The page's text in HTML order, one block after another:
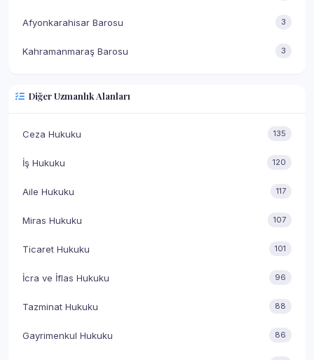
Sivas 1
Şanlıurfa 1
Ardahan
Elazığ 1
Konya 1
Mardin 1
Ordu 1
Tekirdağ 1
Bilecik 1
Diyarbakır 1
Erzurum 1
Afyonkarahisar Barosu 3
Kahramanmaraş Barosu 3
Diğer Uzmanlık Alanları
Ceza Hukuku 135
İş Hukuku 120
Aile Hukuku 117
Miras Hukuku 107
Ticaret Hukuku 101
İcra ve İflas Hukuku 96
Tazminat Hukuku 88
Gayrimenkul Hukuku 86